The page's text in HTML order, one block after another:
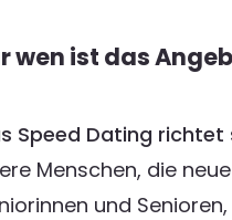
wen ist das
Speed Dating richtet
Menschen, die
und